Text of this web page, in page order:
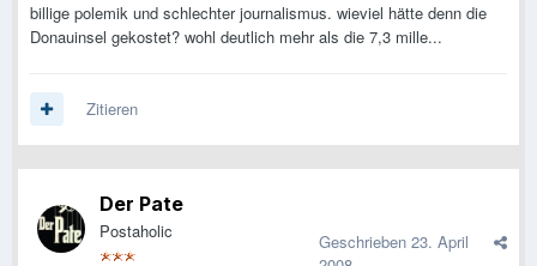
billige polemik und schlechter journalismus. wieviel hätte denn die
Donauinsel gekostet? wohl deutlich mehr als die 7,3 mille...
Zitieren
Der Pate
Postaholic Geschrieben 23. April